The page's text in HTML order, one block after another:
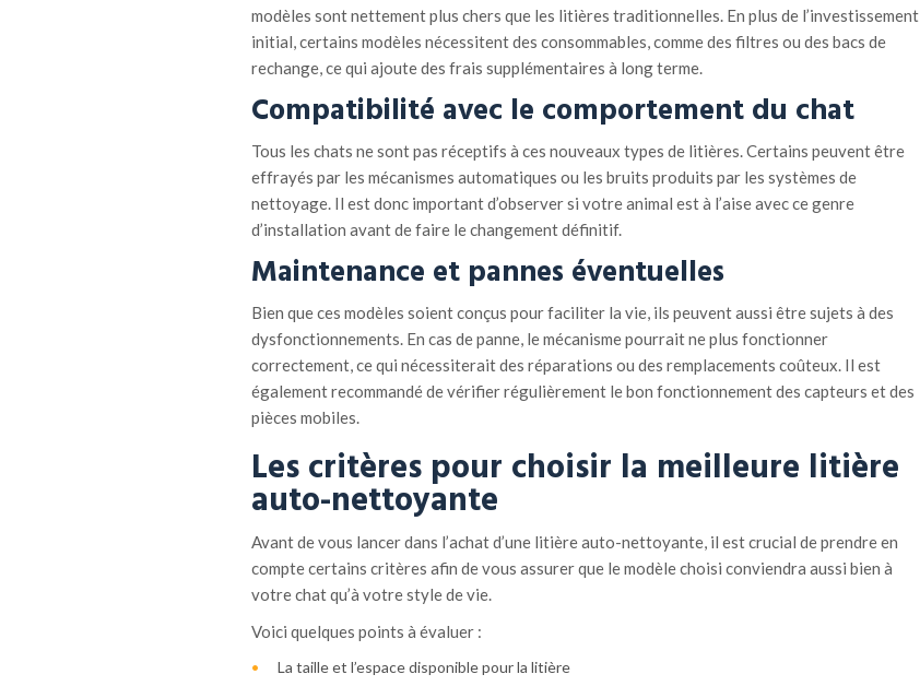
modèles sont nettement plus chers que les litières traditionnelles. En plus de l’investissement
initial, certains modèles nécessitent des consommables, comme des filtres ou des bacs de
rechange, ce qui ajoute des frais supplémentaires à long terme.
Compatibilité avec le comportement du chat
Tous les chats ne sont pas réceptifs à ces nouveaux types de litières. Certains peuvent être
effrayés par les mécanismes automatiques ou les bruits produits par les systèmes de
nettoyage. Il est donc important d’observer si votre animal est à l’aise avec ce genre
d’installation avant de faire le changement définitif.
Maintenance et pannes éventuelles
Bien que ces modèles soient conçus pour faciliter la vie, ils peuvent aussi être sujets à des
dysfonctionnements. En cas de panne, le mécanisme pourrait ne plus fonctionner
correctement, ce qui nécessiterait des réparations ou des remplacements coûteux. Il est
également recommandé de vérifier régulièrement le bon fonctionnement des capteurs et des
pièces mobiles.
Les critères pour choisir la meilleure litière
auto-nettoyante
Avant de vous lancer dans l’achat d’une litière auto-nettoyante, il est crucial de prendre en
compte certains critères afin de vous assurer que le modèle choisi conviendra aussi bien à
votre chat qu’à votre style de vie.
Voici quelques points à évaluer :
La taille et l’espace disponible pour la litière